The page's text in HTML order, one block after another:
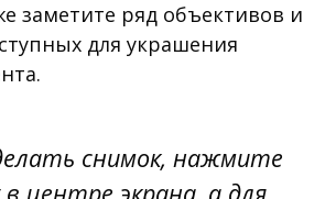
заметите ряд объективов и
для украшения
снимок, нажмите